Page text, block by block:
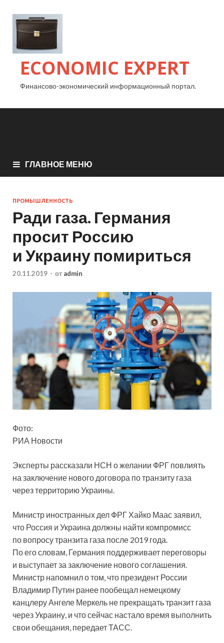
ECONOMIC EXPERT
Финансово-экономический информационный портал.
ГЛАВНОЕ МЕНЮ
ПРОМЫШЛЕННОСТЬ
Ради газа. Германия
просит Россию
и Украину помириться
20.11.2019 - от admin
Фото:
РИА Новости
Эксперты рассказали НСН о желании ФРГ повлиять
на заключение нового договора по транзиту газа
через территорию Украины.
Министр иностранных дел ФРГ Хайко Маас заявил,
что Россия и Украина должны найти компромисс
по вопросу транзита газа после 2019 года.
По его словам, Германия поддерживает переговоры
и выступает за заключение нового соглашения.
Министр напомнил о том, что президент России
Владимир Путин ранее пообещал немецкому
канцлеру Ангеле Меркель не прекращать транзит газа
через Украину, и что сейчас настало время выполнить
свои обещания, передает ТАСС.